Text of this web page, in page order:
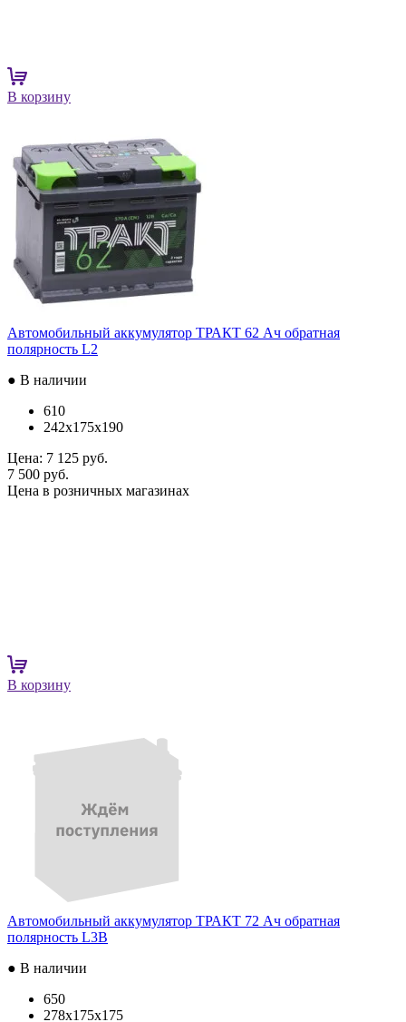
В корзину
Автомобильный аккумулятор ТРАКТ 62 Ач обратная
полярность L2
● В наличии
610
242x175x190
Цена: 7 125 руб.
7 500 руб.
Цена в розничных магазинах
В корзину
Автомобильный аккумулятор ТРАКТ 72 Ач обратная
полярность L3B
● В наличии
650
278x175x175